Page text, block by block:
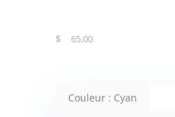
$ 65.00
Couleur : Cyan